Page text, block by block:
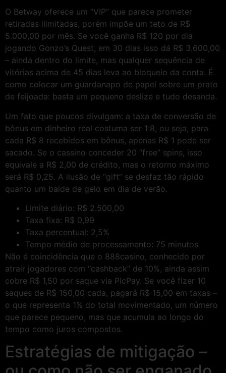
O Betway oferece um “VIP” que parece prometer
retiradas ilimitadas, porém impõe um teto de R$
5.000,00 por mês. Se você ganha R$ 120 por dia
jogando Gonzo’s Quest, em 30 dias isso dá R$ 3.600,00
– ainda dentro do limite, mas qualquer sequência de
vitórias acima de 45 dias leva ao bloqueio da conta. É
como colocar um guardanapo de papel sobre um prato
de feijoada: basta um pequeno deslize e tudo desanda.
Um fato que poucos divulgam: a taxa de conversão de
bônus em dinheiro real costuma ser 1:8, ou seja, para
cada R$ 8 recebidos em bônus, apenas R$ 1 pode ser
sacado. Se o cassino conceder 20 “free” spins, isso
equivale a R$ 2,00 de crédito, mas o retorno máximo
será R$ 0,25. A ilusão de “gift” se desfaz tão rápido
quanto um balde de gelo em dia de verão.
Limite diário: R$ 2.500,00
Taxa fixa: R$ 0,99
Taxa percentual: 2,5%
Tempo médio de processamento: 75 minutos
Não é coincidência que o 888casino, conhecido por
atrair jogadores com “cashback” de 10%, ainda assim
cobre R$ 1,50 por saque via PicPay. Se você fizer 10
saques de R$ 150,00 cada, pagará R$ 15,00 em taxas –
o que representa 1% do total movimentado, um número
que parece pequeno, mas que acumula ao longo do
tempo como juros compostos.
Estratégias de mitigação –